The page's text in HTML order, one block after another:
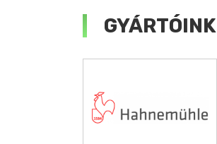
GYÁRTÓINK